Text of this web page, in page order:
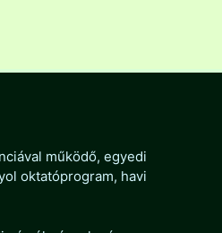
működő, egyedi
oktatóprogram, havi